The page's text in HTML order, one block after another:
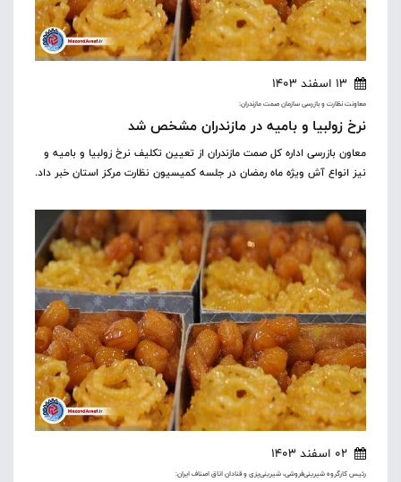
13 اسفند 1403
معاونت نظارت و بازرسی سازمان صمت مازندران:
نرخ زولبیا و بامیه در مازندران مشخص شد
معاون بازرسی اداره کل صمت مازندران از تعیین تکلیف نرخ زولبیا و بامیه و
نیز انواع آش ویژه ماه رمضان در جلسه کمیسیون نظارت مرکز استان خبر داد.
02 اسفند 1403
رئیس کارگروه شیرینی‌فروشی، شیرینی‌پزی و قنادان اتاق اصناف ایران: